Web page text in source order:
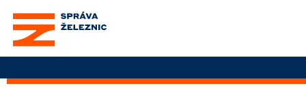
Správa železnic, státní
organizace